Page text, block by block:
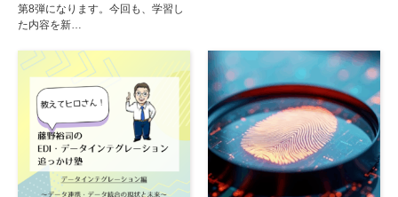
第8弾になります。今回も、学習し
た内容を新…